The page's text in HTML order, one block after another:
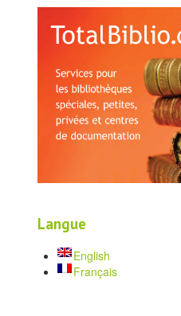
Langue
English
Français